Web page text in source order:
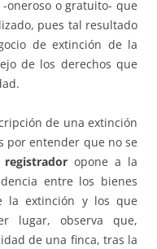
oneroso o gratuito- que
pues tal resultado
de extinción de la
de los derechos que
de una extinción
por entender que no se
registradoropone a la
entre los bienes
la extinción y los que
lugar, observa que,
de una finca, tras la